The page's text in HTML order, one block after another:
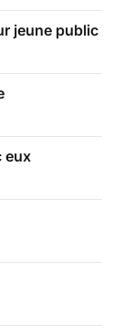
jeune public
eux